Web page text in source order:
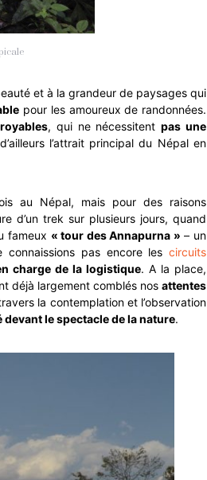
et à la grandeur de paysages qui
pour les amoureux de randonnées.
, qui ne nécessitentpas une
l’attrait principal du Népal en
au Népal, mais pour des raisons
d’un trek sur plusieurs jours, quand
fameux « tour des Annapurna » – un
pas encore les circuits
charge de la logistique. A la place,
déjà largement comblés nos attentes
la contemplation et l’observation
devant le spectacle de la nature.